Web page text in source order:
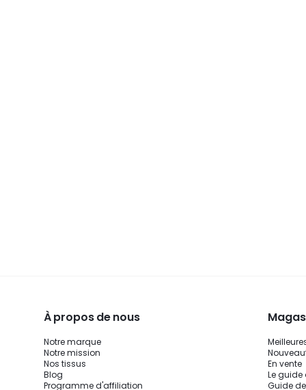
À propos de nous
Notre marque
Notre mission
Nos tissus
Blog
Programme d'affiliation
En vente
Le
Guide